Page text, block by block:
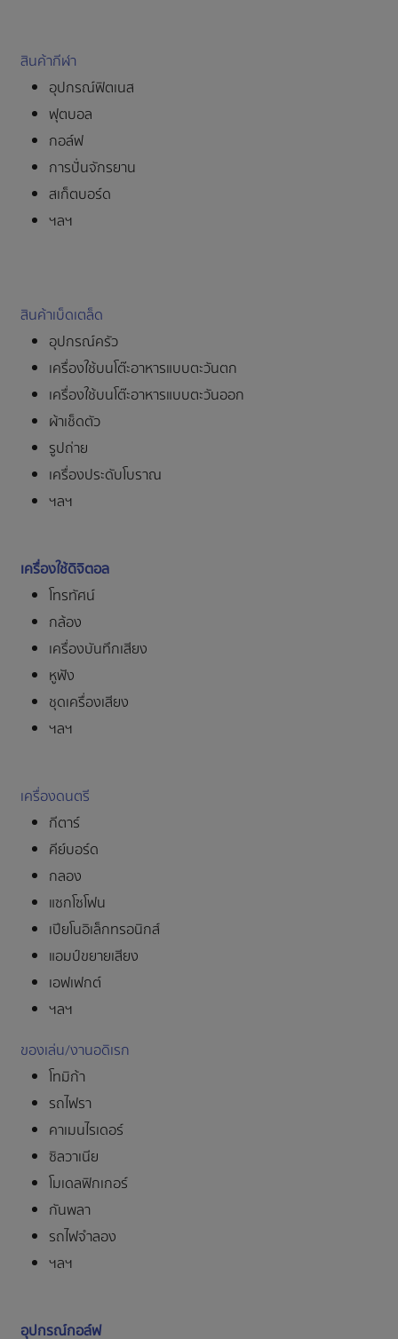
สินค้ากีฬา
อุปกรณ์ฟิตเนส
ฟุตบอล
กอล์ฟ
การปั่นจักรยาน
สเก็ตบอร์ด
ฯลฯ
สินค้าเบ็ดเตล็ด
อุปกรณ์ครัว
เครื่องใช้บนโต๊ะอาหารแบบตะวันตก
เครื่องใช้บนโต๊ะอาหารแบบตะวันออก
ผ้าเช็ดตัว
รูปถ่าย
เครื่องประดับโบราณ
ฯลฯ
เครื่องใช้ดิจิตอล
โทรทัศน์
กล้อง
เครื่องบันทึกเสียง
หูฟัง
ชุดเครื่องเสียง
ฯลฯ
เครื่องดนตรี
กีตาร์
คีย์บอร์ด
กลอง
แซกโซโฟน
เปียโนอิเล็กทรอนิกส์
แอมป์ขยายเสียง
เอฟเฟกต์
ฯลฯ
ของเล่น/งานอดิเรก
โทมิก้า
รถไฟรา
คาเมนไรเดอร์
ซิลวาเนีย
โมเดลฟิกเกอร์
กันพลา
รถไฟจำลอง
ฯลฯ
อุปกรณ์กอล์ฟ